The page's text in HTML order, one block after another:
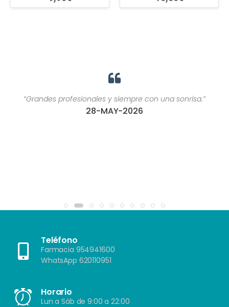
“Grandes profesionales y siempre con una sonrisa.”
28-MAY-2026
Teléfono
Farmacia 954941600
WhatsApp 620110951
Horario
Lun a Sáb de 9:00 a 22:00